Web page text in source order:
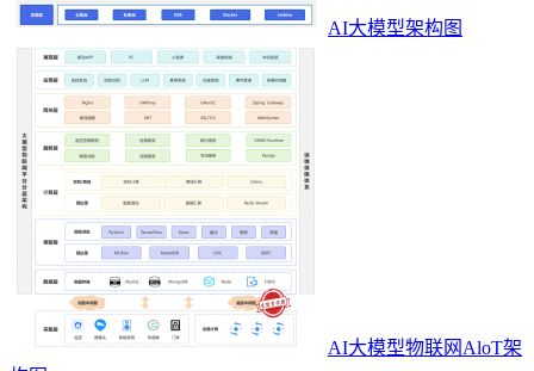
AI大模型架构图
AI大模型物联网AloT架